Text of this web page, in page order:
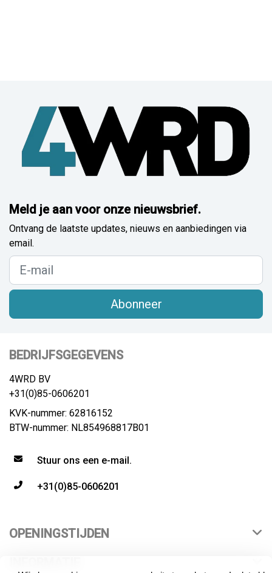
Meld je aan voor onze nieuwsbrief.
Ontvang de laatste updates, nieuws en aanbiedingen via
email.
Abonneer
BEDRIJFSGEGEVENS
4WRD BV
+31(0)85-0606201
KVK-nummer: 62816152
BTW-nummer: NL854968817B01
Stuur ons een e-mail.
+31(0)85-0606201
OPENINGSTIJDEN